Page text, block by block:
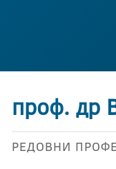
проф. др
РЕДОВНИ